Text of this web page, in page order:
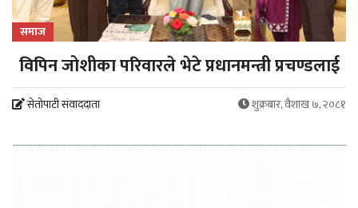
समाज
विपिन जोशीका परिवारले भेटे प्रधानमन्त्री प्रचण्डलाई
सेतोपाटी संवाददाता शुक्रबार, वैशाख ७, २०८१